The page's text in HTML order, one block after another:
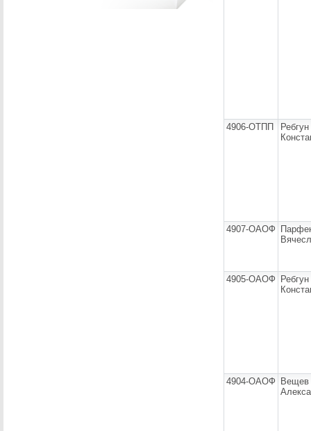
4906-ОТПП
4907-ОАОФ
4905-ОАОФ
4904-ОАОФ
Вещев